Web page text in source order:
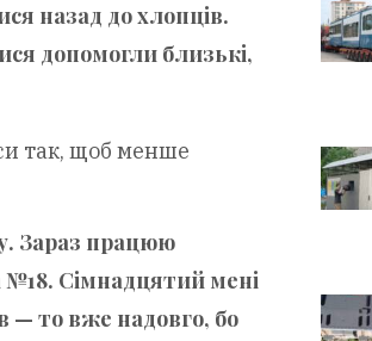
назад до хлопців.
допомогли близькі,
так, щоб менше
Зараз працюю
Сімнадцятий мені
— то вже надовго, бо